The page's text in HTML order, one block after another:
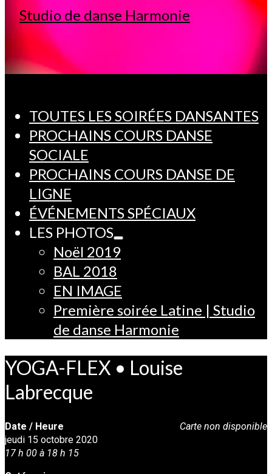
TOUTES LES SOIRÉES DANSANTES
PROCHAINS COURS DANSE
SOCIALE
PROCHAINS COURS DANSE DE
LIGNE
ÉVÉNEMENTS SPÉCIAUX
LES PHOTOS
Noël 2019
BAL 2018
EN IMAGE
Première soirée Latine | Studio
de danse Harmonie
YOGA-FLEX • Louise
Labrecque
Carte non disponible
Date / Heure
jeudi 15 octobre 2020
17 h 00 à 18 h 15